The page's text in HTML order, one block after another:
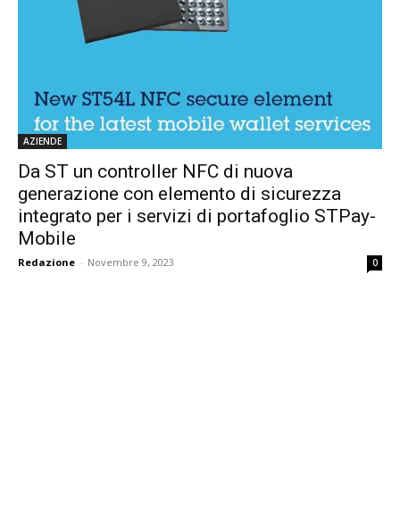
AZIENDE
Da ST un controller NFC di nuova
generazione con elemento di sicurezza
integrato per i servizi di portafoglio STPay-
Mobile
Redazione - Novembre 9, 2023 0